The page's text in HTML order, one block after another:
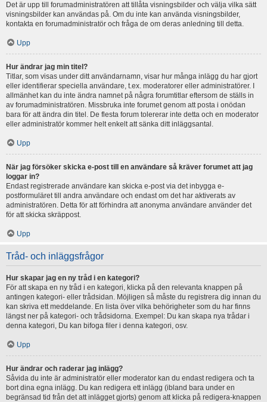
Det är upp till forumadministratören att tillåta visningsbilder och välja vilka sätt
visningsbilder kan användas på. Om du inte kan använda visningsbilder,
kontakta en forumadministratör och fråga de om deras anledning till detta.
Upp
Hur ändrar jag min titel?
Titlar, som visas under ditt användarnamn, visar hur många inlägg du har gjort
eller identifierar speciella användare, t.ex. moderatorer eller administratörer. I
allmänhet kan du inte ändra namnet på några forumtitlar eftersom de ställs in
av forumadministratören. Missbruka inte forumet genom att posta i onödan
bara för att ändra din titel. De flesta forum tolererar inte detta och en moderator
eller administratör kommer helt enkelt att sänka ditt inläggsantal.
Upp
När jag försöker skicka e-post till en användare så kräver forumet att jag
loggar in?
Endast registrerade användare kan skicka e-post via det inbygga e-
postformuläret till andra användare och endast om det har aktiverats av
administratören. Detta för att förhindra att anonyma användare använder det
för att skicka skräppost.
Upp
Tråd- och inläggsfrågor
Hur skapar jag en ny tråd i en kategori?
För att skapa en ny tråd i en kategori, klicka på den relevanta knappen på
antingen kategori- eller trådsidan. Möjligen så måste du registrera dig innan du
kan skriva ett meddelande. En lista över vilka behörigheter som du har finns
längst ner på kategori- och trådsidorna. Exempel: Du kan skapa nya trådar i
denna kategori, Du kan bifoga filer i denna kategori, osv.
Upp
Hur ändrar och raderar jag inlägg?
Såvida du inte är administratör eller moderator kan du endast redigera och ta
bort dina egna inlägg. Du kan redigera ett inlägg (ibland bara under en
begränsad tid från det att inlägget gjorts) genom att klicka på redigera-knappen